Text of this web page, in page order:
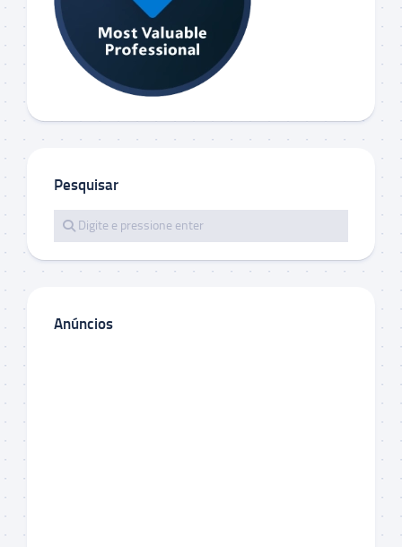
Pesquisar
Anúncios